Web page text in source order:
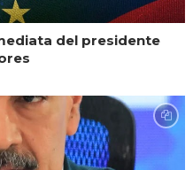
del presidente